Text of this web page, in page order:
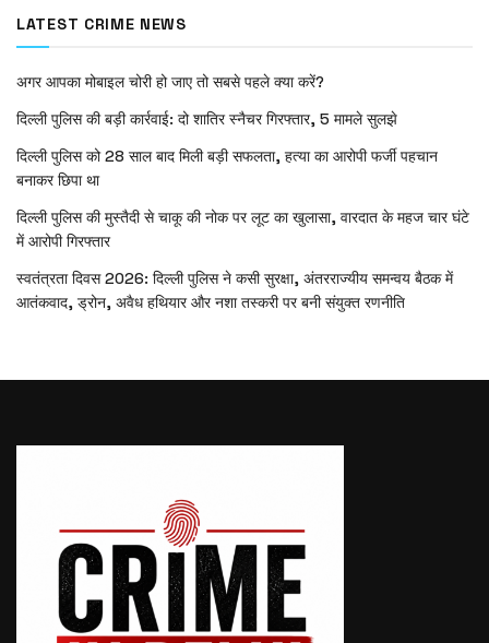
LATEST CRIME NEWS
अगर आपका मोबाइल चोरी हो जाए तो सबसे पहले क्या करें?
दिल्ली पुलिस की बड़ी कार्रवाई: दो शातिर स्नैचर गिरफ्तार, 5 मामले सुलझे
दिल्ली पुलिस को 28 साल बाद मिली बड़ी सफलता, हत्या का आरोपी फर्जी पहचान
बनाकर छिपा था
दिल्ली पुलिस की मुस्तैदी से चाकू की नोक पर लूट का खुलासा, वारदात के महज चार घंटे
में आरोपी गिरफ्तार
स्वतंत्रता दिवस 2026: दिल्ली पुलिस ने कसी सुरक्षा, अंतरराज्यीय समन्वय बैठक में
आतंकवाद, ड्रोन, अवैध हथियार और नशा तस्करी पर बनी संयुक्त रणनीति